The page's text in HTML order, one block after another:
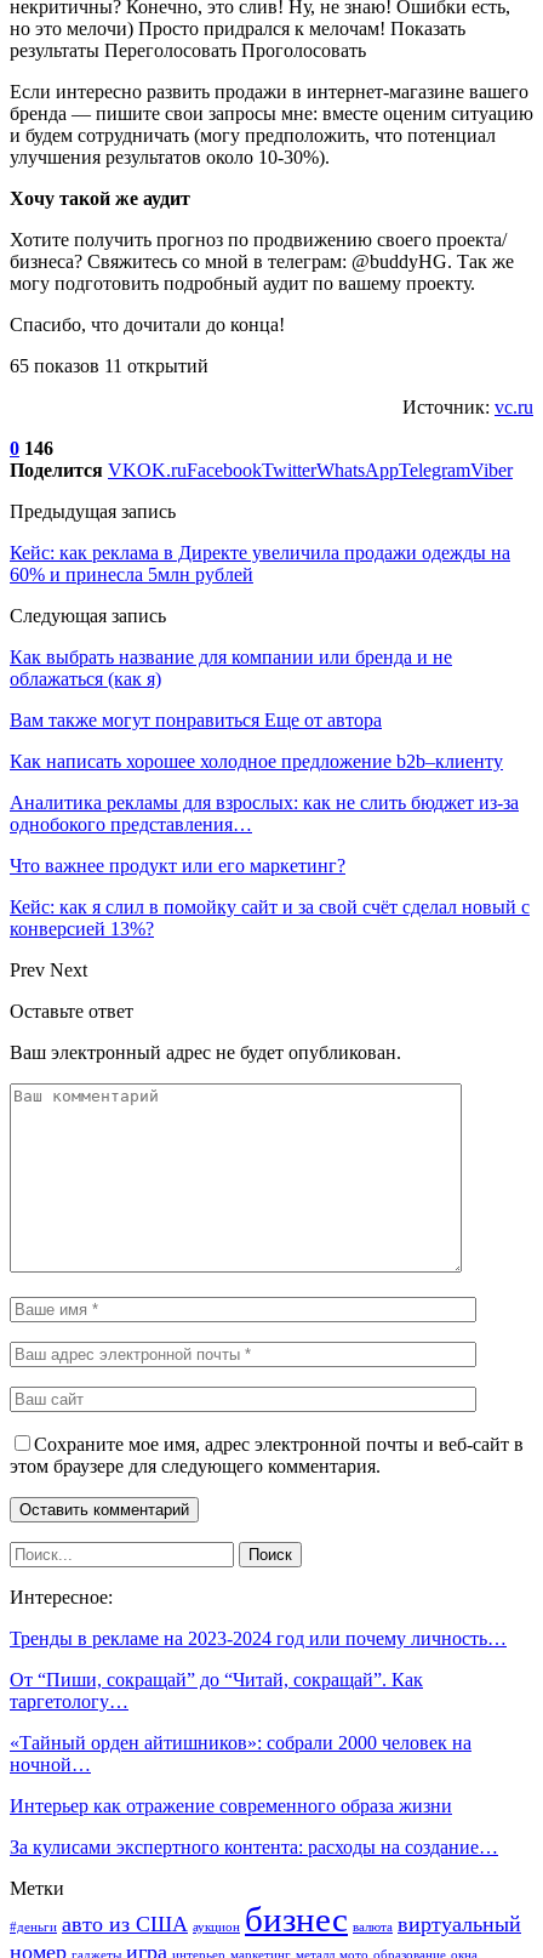
некритичны? Конечно, это слив! Ну, не знаю! Ошибки есть,
но это мелочи) Просто придрался к мелочам! Показать
результаты Переголосовать Проголосовать
Если интересно развить продажи в интернет-магазине вашего
бренда — пишите свои запросы мне: вместе оценим ситуацию
и будем сотрудничать (могу предположить, что потенциал
улучшения результатов около 10-30%).
Хочу такой же аудит
Хотите получить прогноз по продвижению своего проекта/
бизнеса? Свяжитесь со мной в телеграм: @buddyHG. Так же
могу подготовить подробный аудит по вашему проекту.
Спасибо, что дочитали до конца!
65 показов 11 открытий
Источник: vc.ru
0 146
Поделится VKOK.ruFacebookTwitterWhatsAppTelegramViber
Предыдущая запись
Кейс: как реклама в Директе увеличила продажи одежды на
60% и принесла 5млн рублей
Следующая запись
Как выбрать название для компании или бренда и не
облажаться (как я)
Вам также могут понравиться Еще от автора
Как написать хорошее холодное предложение b2b–клиенту
Аналитика рекламы для взрослых: как не слить бюджет из-за
однобокого представления…
Что важнее продукт или его маркетинг?
Кейс: как я слил в помойку сайт и за свой счёт сделал новый с
конверсией 13%?
Prev Next
Оставьте ответ
Ваш электронный адрес не будет опубликован.
Сохраните мое имя, адрес электронной почты и веб-сайт в
этом браузере для следующего комментария.
Интересное:
Тренды в рекламе на 2023-2024 год или почему личность…
От “Пиши, сокращай” до “Читай, сокращай”. Как
таргетологу…
«Тайный орден айтишников»: собрали 2000 человек на
ночной…
Интерьер как отражение современного образа жизни
За кулисами экспертного контента: расходы на создание…
Метки
#деньги авто из США аукцион бизнес валюта виртуальный
номер гаджеты игра интерьер маркетинг металл мото образование окна